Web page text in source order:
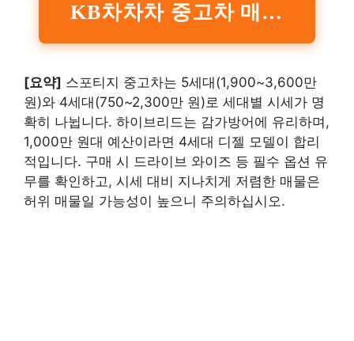
KB차차차 중고차 매물 바로가기
[요약] 스포티지 중고차는 5세대(1,900~3,600만
원)와 4세대(750~2,300만 원)로 세대별 시세가 명
확히 나뉩니다. 하이브리드는 감가방어에 유리하며,
1,000만 원대 예산이라면 4세대 디젤 모델이 합리
적입니다. 구매 시 드라이브 와이즈 등 필수 옵션 유
무를 확인하고, 시세 대비 지나치게 저렴한 매물은
허위 매물일 가능성이 높으니 주의하십시오.